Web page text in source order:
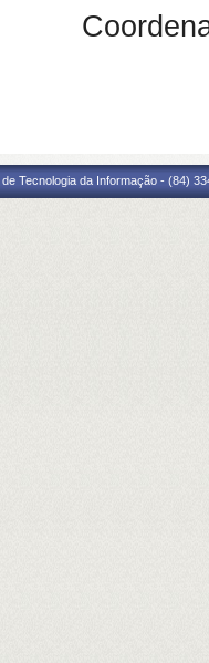
Tecnologia da Informação - (84)